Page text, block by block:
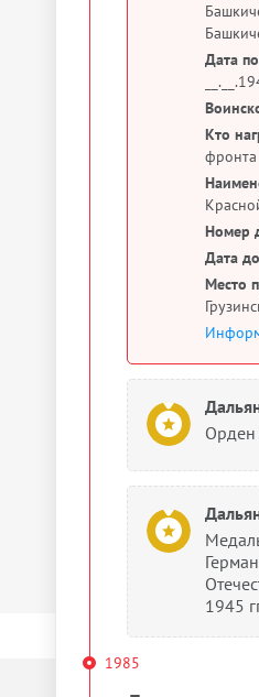
Дата
Кто
фронта
Номер
Дата
Место
Орден
1945
1985